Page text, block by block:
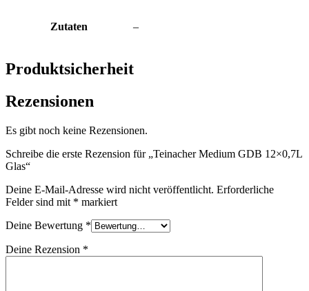
Zutaten –
Produktsicherheit
Rezensionen
Es gibt noch keine Rezensionen.
Schreibe die erste Rezension für „Teinacher Medium GDB 12×0,7L
Glas“
Deine E-Mail-Adresse wird nicht veröffentlicht. Erforderliche
Felder sind mit * markiert
Deine Bewertung *
Deine Rezension *